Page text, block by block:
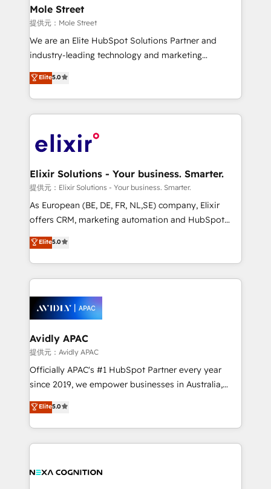
built to scale.
distribution, commercial real estate, technology,
finserv/fintech, IT managed services, transportation
& logistics, energy/solar, staffing and recruiting,
media, healthcare and government contractors. Our
Technical Solutions, Enablement Solutions, Digital
Solutions and Growth Solutions. As a fully
engagement. In addition, we are SOC 2, ISO 27001,
GDPR and HIPAA compliant for global IT security
Mole Street
提供元：Mole Street
We are an Elite HubSpot Solutions Partner and
industry-leading technology and marketing
consultancy. Our focus is on enterprise and mid-
market B2B companies globally that want a strategic
approach to execute their goals through creative
applications of our solutions; Technical HubSpot
Design, Migrations + Integrations. Mole Street’s
greatness, which is achieved through creating
absolute clarity, derived from a well-defined
strategy, executed well, and reported on with clear
results. The culture is driven by core values; Joy, Grit,
Mindedness, and Clarity. We are driven to win for the
collective good of the company and its clientele, and
things are happening.
Elite5.0
Elixir Solutions - Your business. Smarter.
提供元：Elixir Solutions - Your business. Smarter.
As European (BE, DE, FR, NL,SE) company, Elixir
offers CRM, marketing automation and HubSpot
integration products and services to mid-market
and enterprise customers. We ensure that your sales,
service and marketing department operates in the
most effective way, while at the same time
integrated buyers journey. Elixir is located in
Brussels, Munich, Cologne "Köln", Paris, Amsterdam
and Stockholm Elixir is a first mover and leader
when it comes to HubSpot sales and service
implementations, highly renowned for our business
acumen, process (re-)design experience and a
integrate HubSpot with complex solutions like SAP,
MicroSoft, custom solutions,... Our company also has
Elite5.0
Avidly APAC
提供元：Avidly APAC
Officially APAC's #1 HubSpot Partner every year
since 2019, we empower businesses in Australia,
New Zealand, and globally to realise their full
potential through enterprise HubSpot CRM
implementation. And we deliver best practice across
the whole HubSpot platform, covering marketing,
all businesses, from start-up to Enterprise, and have
Elite5.0